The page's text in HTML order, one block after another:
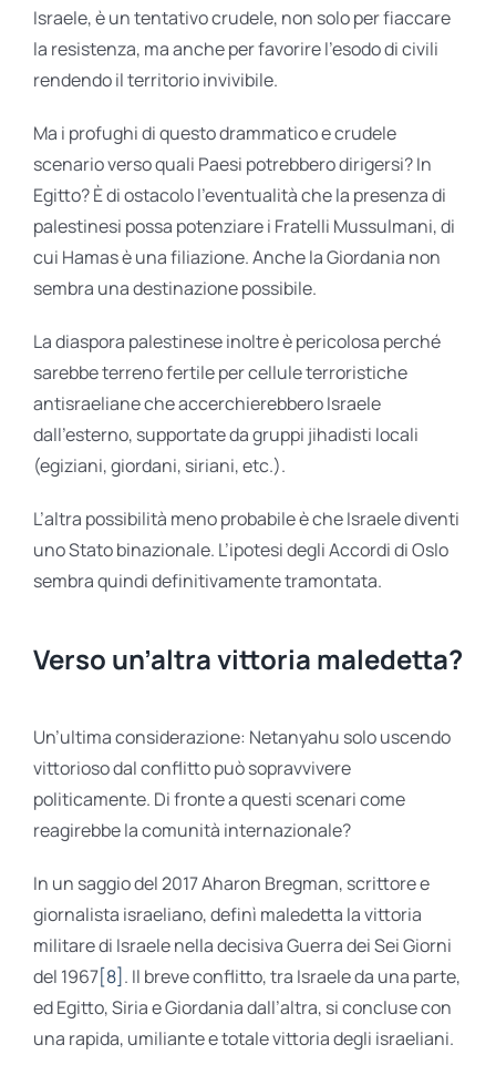
Israele, è un tentativo crudele, non solo per fiaccare
la resistenza, ma anche per favorire l’esodo di civili
rendendo il territorio invivibile.
Ma i profughi di questo drammatico e crudele
scenario verso quali Paesi potrebbero dirigersi? In
Egitto? È di ostacolo l’eventualità che la presenza di
palestinesi possa potenziare i Fratelli Mussulmani, di
cui Hamas è una filiazione. Anche la Giordania non
sembra una destinazione possibile.
La diaspora palestinese inoltre è pericolosa perché
sarebbe terreno fertile per cellule terroristiche
antisraeliane che accerchierebbero Israele
dall’esterno, supportate da gruppi jihadisti locali
(egiziani, giordani, siriani, etc.).
L’altra possibilità meno probabile è che Israele diventi
uno Stato binazionale. L’ipotesi degli Accordi di Oslo
sembra quindi definitivamente tramontata.
Verso un’altra vittoria maledetta?
Un’ultima considerazione: Netanyahu solo uscendo
vittorioso dal conflitto può sopravvivere
politicamente. Di fronte a questi scenari come
reagirebbe la comunità internazionale?
In un saggio del 2017 Aharon Bregman, scrittore e
giornalista israeliano, definì maledetta la vittoria
militare di Israele nella decisiva Guerra dei Sei Giorni
del 1967[8] . Il breve conflitto, tra Israele da una parte,
ed Egitto, Siria e Giordania dall’altra, si concluse con
una rapida, umiliante e totale vittoria degli israeliani.